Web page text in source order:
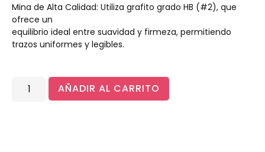
Mina de Alta Calidad: Utiliza grafito grado HB (#2), que
ofrece un
equilibrio ideal entre suavidad y firmeza, permitiendo
trazos uniformes y legibles.
AÑADIR AL CARRITO